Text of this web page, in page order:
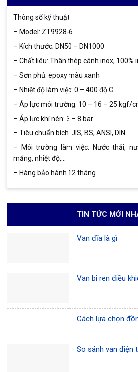
Thông số kỹ thuật
– Model: ZT9928-6
– Kích thước; DN50 – DN1000
– Chất liêu: Thân thép cánh inox, 100%
– Sơn phủ: epoxy màu xanh
– Nhiệt độ làm việc: 0 – 400 độ C
– Áp lực môi trường: 10 – 16 – 25 kgf/
– Áp lực khí nén: 3 – 8 bar
– Tiêu chuẩn bích: JIS, BS, ANSI, DIN
– Môi trường làm việc: Nước thải,
măng, nhiệt độ,…
– Hàng bảo hành 12 tháng.
TIN TỨC MỚI
Van đĩa là gì
Van bi ren điều
Cách lựa chọn
So sánh van điện